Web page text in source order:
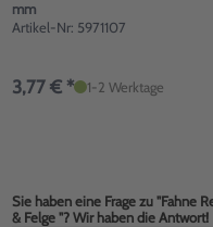
mm
Artikel-Nr: 5971107
3,77 € * 1-2 Werktage
Sie haben eine Frage zu "Fahne
& Felge "? Wir haben die Antwort!